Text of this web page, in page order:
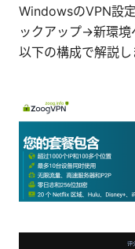
WindowsのVPN設
ックアップ→新環境
以下の構成で解説し